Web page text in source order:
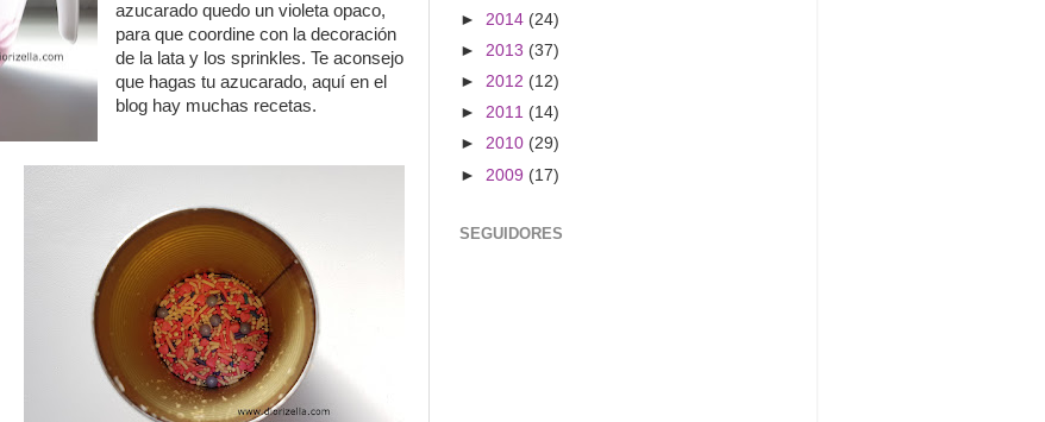
azucarado quedo un violeta opaco,
para que coordine con la decoración
de la lata y los sprinkles. Te aconsejo
que hagas tu azucarado, aquí en el
blog hay muchas recetas.
► 2014 (24)
► 2013 (37)
► 2012 (12)
► 2011 (14)
► 2010 (29)
► 2009 (17)
SEGUIDORES